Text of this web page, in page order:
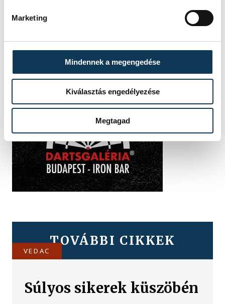
Marketing
Mindennek a megengedése
Kiválasztás engedélyezése
Megtagad
TOVÁBBI CIKKEK
VEDAC
Súlyos sikerek küszöbén